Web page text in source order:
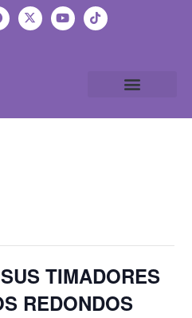
TIMADORES
REDONDOS